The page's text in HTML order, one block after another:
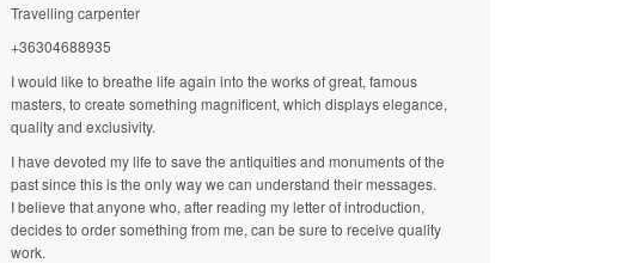
Travelling carpenter
+36304688935
I would like to breathe life again into the works of great, famous
masters, to create something magnificent, which displays elegance,
quality and exclusivity.
I have devoted my life to save the antiquities and monuments of the
past since this is the only way we can understand their messages.
I believe that anyone who, after reading my letter of introduction,
decides to order something from me, can be sure to receive quality
work.